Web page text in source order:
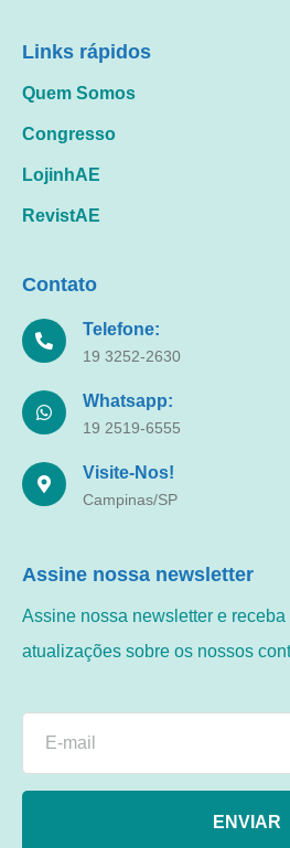
Links rápidos
Quem Somos
Congresso
LojinhAE
RevistAE
Contato
Telefone:
19 3252-2630
Whatsapp:
19 2519-6555
Visite-Nos!
Campinas/SP
Assine nossa newsletter
Assine nossa newsletter e
atualizações sobre os nossos
ENVIAR